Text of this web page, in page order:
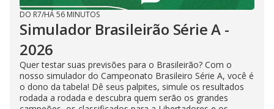
DO R7/HÁ 56 MINUTOS
Simulador Brasileirão Série A -
2026
Quer testar suas previsões para o Brasileirão? Com o
nosso simulador do Campeonato Brasileiro Série A, você é
o dono da tabela! Dê seus palpites, simule os resultados
rodada a rodada e descubra quem serão os grandes